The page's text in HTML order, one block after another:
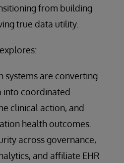
from building
true data utility.
systems are converting
into coordinated
clinical action, and
health outcomes.
across governance,
and affiliate EHR